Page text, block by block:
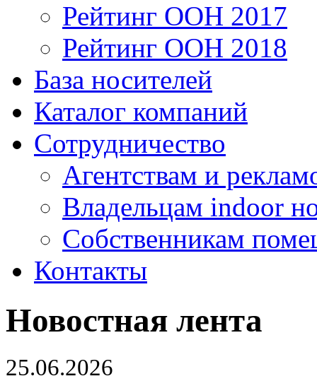
Рейтинг OOH 2017
Рейтинг OOH 2018
База носителей
Каталог компаний
Сотрудничество
Агентствам и
Владельцам indoor
Собственникам
Контакты
Новостная лента
25.06.2026